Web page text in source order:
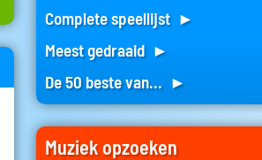
Complete speellijst ►
Meest gedraaid ►
De 50 beste van... ►
Muziek opzoeken